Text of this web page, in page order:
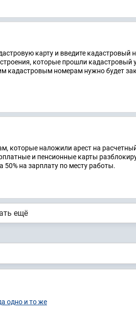
карту и введите кадастровый
которые прошли кадастровый
кадастровым номерам нужно будет
которые наложили арест на
и пенсионные карты
на зарплату по месту работы.
ещё
одно и то же